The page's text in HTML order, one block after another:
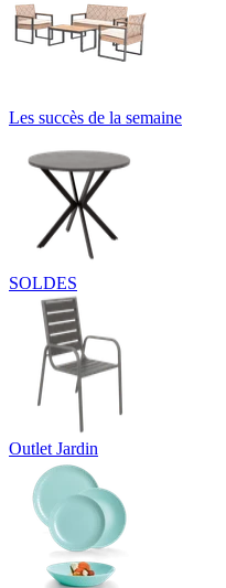
Les succès de la semaine
SOLDES
Outlet Jardin